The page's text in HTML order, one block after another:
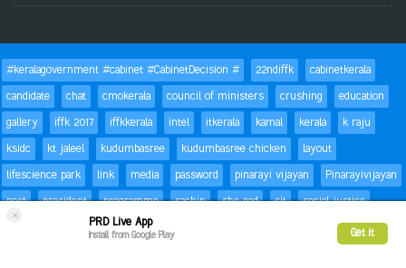
×
PRD Live App
Install from Google Play Get it
#keralagovernment #cabinet #CabinetDecision # 22ndiffk
cabinetkerala
candidate
chat cmokerala council of ministers crushing
education
gallery
iffk 2017 iffkkerala intel itkerala kamal kerala
k raju
ksidc
kt jaleel kudumbasree kudumbasree chicken
layout
lifescience park
link media password pinarayi vijayan
Pinarayivijayan
post
president programme sachin she pad sit
social justice
status Success
trackbacks